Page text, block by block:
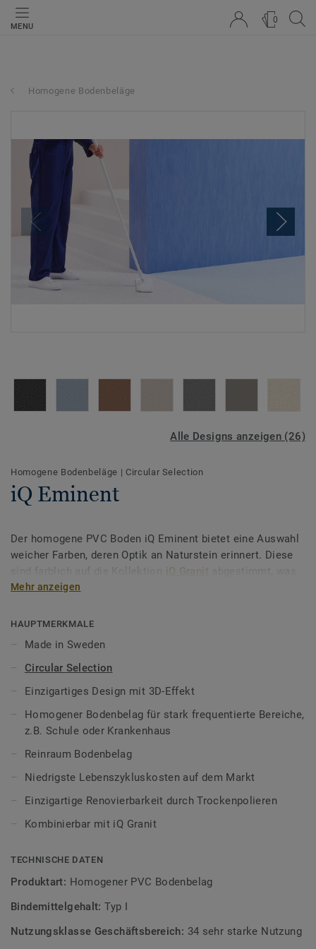
MENU
0
Homogene Bodenbeläge
Alle Designs anzeigen (26)
Homogene Bodenbeläge | Circular Selection
iQ Eminent
Der homogene PVC Boden iQ Eminent bietet eine Auswahl
weicher Farben, deren Optik an Naturstein erinnert. Diese
iQ Granit
Architekten und Planern zusätzliche Flexibilität bietet.
Zudem ist iQ Eminent
wo es um den Einsatz in sensiblen Bereichen mit absoluter
Hygiene ankommt (medizinischer Bodenbelag). Die
gegenüber Chemikalien und Desinfektionsmitteln.
Weiterhin kann der Hygieneboden auch für Schulen
verwendet werden.
Dieser leistungsfähige PVC-Bodenbelag aus dem iQ-
Sortiment sorgt für extreme Langlebigkeit und
Widerstandsfähigkeit gegenüber Verschleiß, Flecken und
Abrieb in allen stark frequentierten Bereichen. Alle
Bodenbelägesind lebenslang einpflegefrei und renovierbar.
gesamte Nutzungsdauer erfolgt durch einfaches
Trockenpolieren.
Wir engagieren uns für echte
besitzt iQ Eminent einen sehr niedrigen CO2-Fußabdruck,
Mehr anzeigen
HAUPTMERKMALE
Made in Sweden
Circular Selection
Einzigartiges Design mit 3D-Effekt
Homogener Bodenbelag für stark frequentierte Bereiche,
z.B. Schule oder Krankenhaus
Reinraum Bodenbelag
Niedrigste Lebenszykluskosten auf dem Markt
Einzigartige Renovierbarkeit durch Trockenpolieren
Kombinierbar mit iQ Granit
TECHNISCHE DATEN
Produktart: Homogener PVC Bodenbelag
Bindemittelgehalt:Typ I
Nutzungsklasse Geschäftsbereich: 34 sehr starke Nutzung